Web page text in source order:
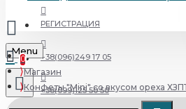
РЕГИСТРАЦИЯ
+38(096)249 17 05
+38(099)125 50 50
Menu
0
Магазин
Конфеты "Mini" со вкусом ореха